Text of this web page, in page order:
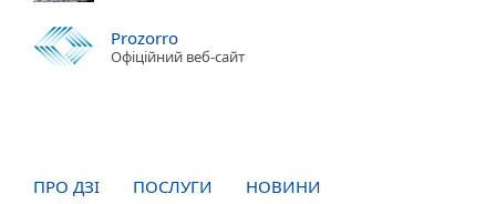
Prozorro
Офіційний веб-сайт
ПРО ДЗІ ПОСЛУГИ НОВИНИ